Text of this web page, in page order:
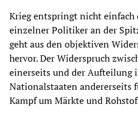
Krieg entspringt nicht einfach
einzelner Politiker an der
geht aus den objektiven
hervor. Der Widerspruch
einerseits und der Aufteilung
Nationalstaaten andererseits
Kampf um Märkte und